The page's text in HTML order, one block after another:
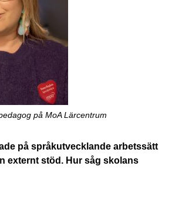
på MoA Lärcentrum
på språkutvecklande arbetssätt
externt stöd. Hur såg skolans